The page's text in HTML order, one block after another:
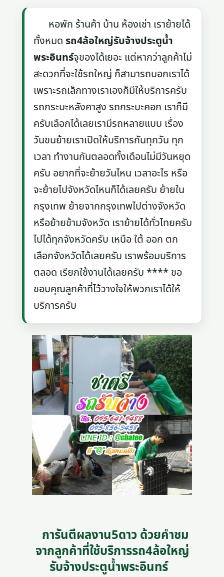
หอพัก ร้านค้า บ้าน ห้องเช่า เราย้ายได้
ทั้งหมดรถ4ล้อใหญ่รับจ้างประตูน้ำ
พระอินทร์จุของได้เยอะ แต่หากว่าลูกค้าไม่
สะดวกที่จะใช้รถใหญ่ ก็สามารถบอกเราได้
เพราะรถเล็กทางเราเองก็มีให้บริการครับ
รถกระบะหลังคาสูง รถกระบะคอก เราก็มี
ครับเลือกได้เลยเรามีรถหลายแบบ เรื่อง
วันขนย้ายเราเปิดให้บริการกันทุกวัน ทุก
เวลา ทำงานกันตลอดทั้งเดือนไม่มีวันหยุด
ครับ อยากที่จะย้ายวันไหน เวลาอะไร หรือ
จะย้ายไปจังหวัดไหนก็ได้เลยครับ ย้ายใน
กรุงเทพ ย้ายจากกรุงเทพไปต่างจังหวัด
หรือย้ายข้ามจังหวัด เราย้ายได้ทั่วไทยครับ
ไปได้ทุกจังหวัดครับ เหนือ ใต้ ออก ตก
เลือกจังหวัดได้เลยครับ เราพร้อมบริการ
ตลอด เรียกใช้งานได้เลยครับ **** ขอ
ขอบคุณลูกค้าที่ไว้วางใจให้พวกเราได้ให้
บริการครับ
การันตีผลงาน5ดาว ด้วยคำชม
จากลูกค้าที่ใช้บริการรถ4ล้อใหญ่
รับจ้างประตูน้ำพระอินทร์